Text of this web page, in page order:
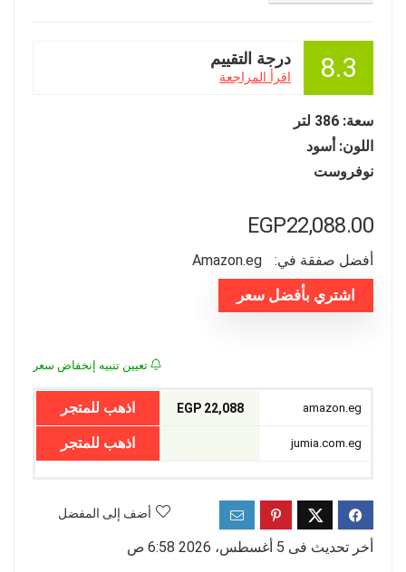
8.3 درجة التقييم
اقرأ المراجعة
سعة: 386 لتر
اللون: أسود
نوفروست
EGP22,088.00
أفضل صفقة في: amazon.eg
اشتري بأفضل سعر
تعيين تنبيه إنخفاض سعر
22,088 EGP اذهب للمتجر
اذهب للمتجر
أضف إلى المفضل
أخر تحديث فى 5 أغسطس، 2026 6:58 ص